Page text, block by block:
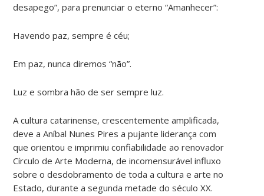
desapego”, para prenunciar o eterno “Amanhecer”:
Havendo paz, sempre é céu;
Em paz, nunca diremos “não”.
Luz e sombra hão de ser sempre luz.
A cultura catarinense, crescentemente amplificada,
deve a Aníbal Nunes Pires a pujante liderança com
que orientou e imprimiu confiabilidade ao renovador
Círculo de Arte Moderna, de incomensurável influxo
sobre o desdobramento de toda a cultura e arte no
Estado, durante a segunda metade do século XX.